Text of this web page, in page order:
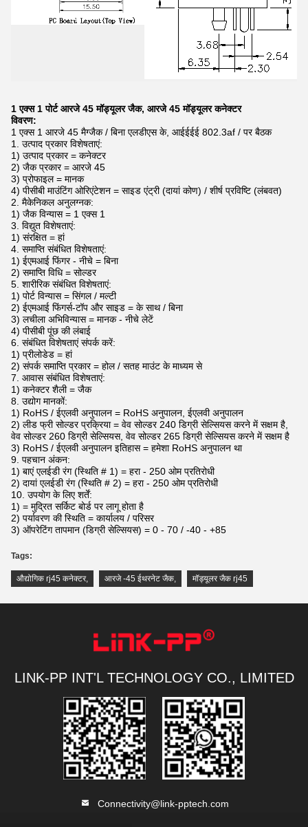
1 एक्स 1 पोर्ट आरजे 45 मॉड्यूलर जैक, आरजे 45 मॉड्यूलर कनेक्टर
विवरण:
1 एक्स 1 आरजे 45 मैग्जैक / बिना एलडीएस के, आईईईई 802.3af / पर बैठक
1. उत्पाद प्रकार विशेषताएं:
1) उत्पाद प्रकार = कनेक्टर
2) जैक प्रकार = आरजे 45
3) प्रोफाइल = मानक
4) पीसीबी माउंटिंग ओरिएंटेशन = साइड एंट्री (दायां कोण) / शीर्ष प्रविष्टि (लंबवत)
2. मैकेनिकल अनुलग्नक:
1) जैक विन्यास = 1 एक्स 1
3. विद्युत विशेषताएं:
1) संरक्षित = हां
4. समाप्ति संबंधित विशेषताएं:
1) ईएमआई फिंगर - नीचे = बिना
2) समाप्ति विधि = सोल्डर
5. शारीरिक संबंधित विशेषताएं:
1) पोर्ट विन्यास = सिंगल / मल्टी
2) ईएमआई फिंगर्स-टॉप और साइड = के साथ / बिना
3) लचीला अभिविन्यास = मानक - नीचे लेटें
4) पीसीबी पूंछ की लंबाई
6. संबंधित विशेषताएं संपर्क करें:
1) प्रीलोडेड = हां
2) संपर्क समाप्ति प्रकार = होल / सतह माउंट के माध्यम से
7. आवास संबंधित विशेषताएं:
1) कनेक्टर शैली = जैक
8. उद्योग मानकों:
1) RoHS / ईएलवी अनुपालन = RoHS अनुपालन, ईएलवी अनुपालन
2) लीड फ्री सोल्डर प्रक्रिया = वेव सोल्डर 240 डिग्री सेल्सियस करने में सक्षम है,
वेव सोल्डर 260 डिग्री सेल्सियस, वेव सोल्डर 265 डिग्री सेल्सियस करने में सक्षम है
3) RoHS / ईएलवी अनुपालन इतिहास = हमेशा RoHS अनुपालन था
9. पहचान अंकन:
1) बाएं एलईडी रंग (स्थिति # 1) = हरा - 250 ओम प्रतिरोधी
2) दायां एलईडी रंग (स्थिति # 2) = हरा - 250 ओम प्रतिरोधी
10. उपयोग के लिए शर्तें:
1) = मुद्रित सर्किट बोर्ड पर लागू होता है
2) पर्यावरण की स्थिति = कार्यालय / परिसर
3) ऑपरेटिंग तापमान (डिग्री सेल्सियस) = 0 - 70 / -40 - +85
Tags:
औद्योगिक rj45 कनेक्टर, आरजे -45 ईथरनेट जैक, मॉड्यूलर जैक rj45
LINK-PP INT'L TECHNOLOGY CO., LIMITED
Connectivity@link-pptech.com